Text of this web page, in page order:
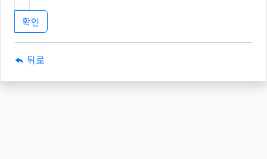
뒤로